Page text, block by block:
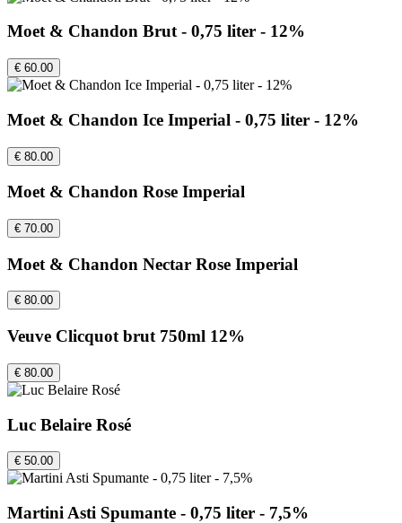
Moet & Chandon Brut - 0,75 liter - 12%
€ 60.00
Moet & Chandon Ice Imperial - 0,75 liter - 12%
€ 80.00
Moet & Chandon Rose Imperial
€ 70.00
Moet & Chandon Nectar Rose Imperial
€ 80.00
Veuve Clicquot brut 750ml 12%
€ 80.00
Luc Belaire Rosé
€ 50.00
Martini Asti Spumante - 0,75 liter - 7,5%